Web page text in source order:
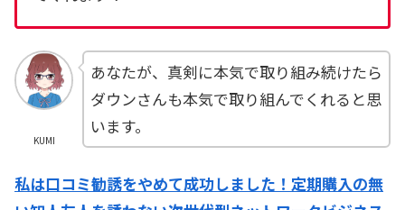
KUMI
あなたが、真剣に本気で取り組み続けたら
ダウンさんも本気で取り組んでくれると思
います。
私は口コミ勧誘をやめて成功しました！定期購入の無